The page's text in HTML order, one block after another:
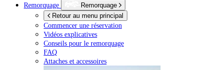
Remorquage
Remorquage
Retour au menu principal
Commencer une réservation
Vidéos explicatives
Conseils pour le remorquage
FAQ
Attaches et accessoires